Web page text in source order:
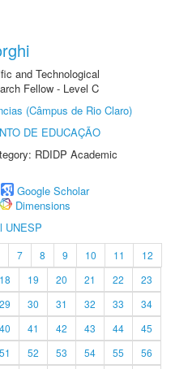
and Technological
Fellow - Level C
(Câmpus de Rio Claro)
DE EDUCAÇÃO
RDIDP Academic
Google Scholar
Dimensions
UNESP
7 8 9 10 11
12
18 19 20 21 22
23
29 30 31 32 33
34
40 41 42 43 44
45
51 52 53 54 55
56